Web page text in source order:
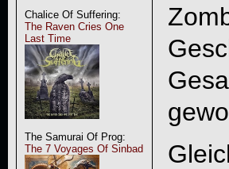
Chalice Of Suffering:
The Raven Cries One
Last Time
The Samurai Of Prog:
The 7 Voyages Of Sinbad